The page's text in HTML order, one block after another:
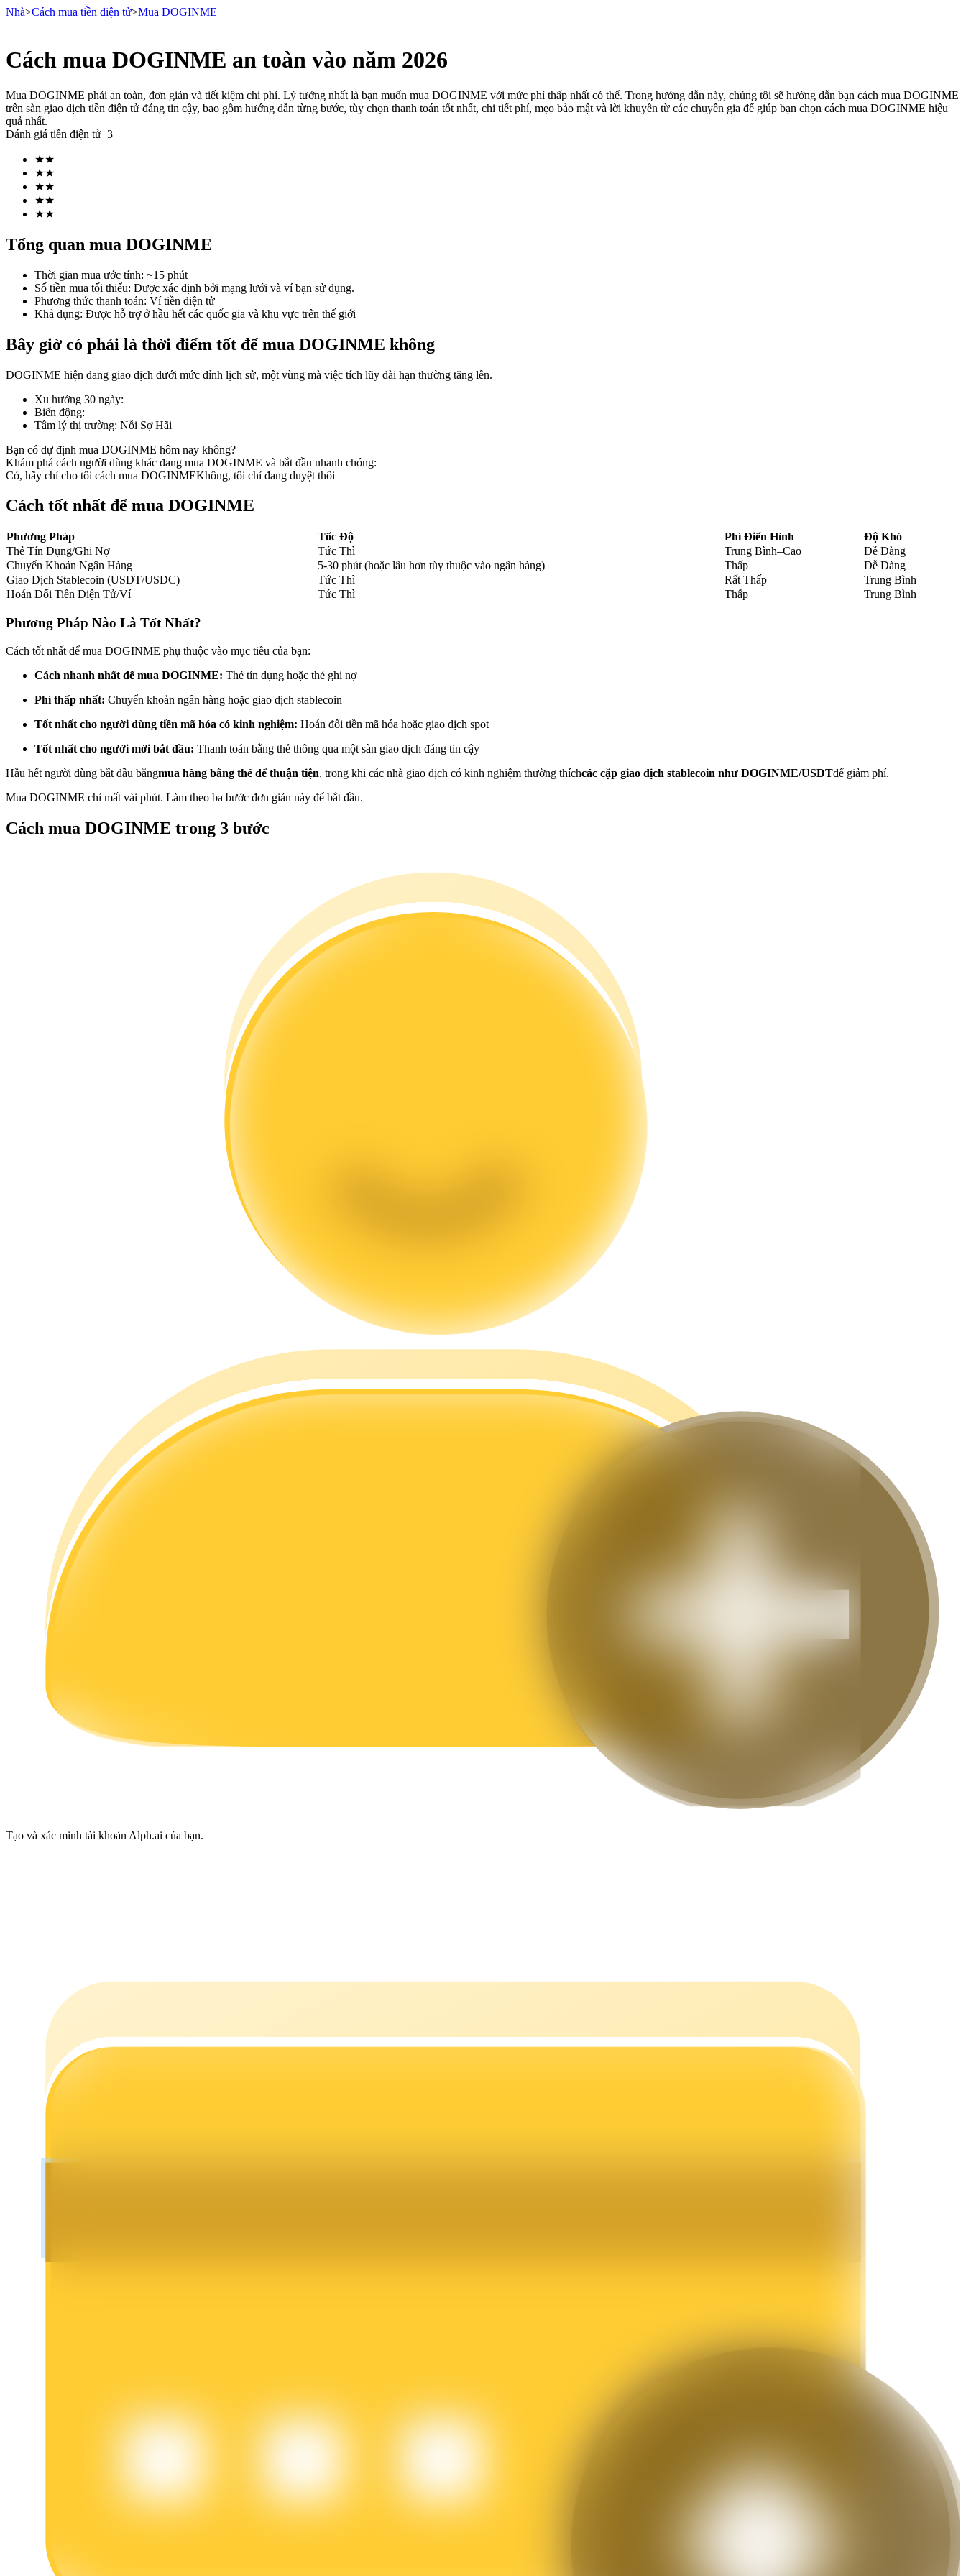
Hợp đồng tương lai
USDT Futures
Futures sử dụng USDT làm tài sản thế chấp
Futures sử dụng token làm tài sản thế chấp
TradFi
Futures sử dụng USDC làm tài sản thế chấp
Tham gia cùng các nhà giao dịch hàng đầu
Tận hưởng chia sẻ lợi nhuận và hoa hồng giao dịch sao chép
Phân tích dữ liệu lớn bao gồm thông tin giao dịch, v.v.
Chiến lược giao dịch
Học cách duy trì lợi nhuận
Lợi nhuận cao và truy cập ngay lập tức
Dịch vụ vay được hỗ trợ bằng tiền điện tử
Nhà>Cách mua tiền điện tử>Mua DOGINME
Cách mua DOGINME an toàn vào năm 2026
Mua DOGINME phải an toàn, đơn giản và tiết kiệm chi phí. Lý tưởng nhất là bạn muốn mua DOGINME với mức phí thấp nhất có thể. Trong hướng dẫn này, chúng tôi sẽ hướng dẫn bạn cách mua DOGINME
trên sàn giao dịch tiền điện tử đáng tin cậy, bao gồm hướng dẫn từng bước, tùy chọn thanh toán tốt nhất, chi tiết phí, mẹo bảo mật và lời khuyên từ các chuyên gia để giúp bạn chọn cách mua DOGINME hiệu
quả nhất.
Đánh giá tiền điện tử 3
★★
★★
★★
★★
★★
Tổng quan mua DOGINME
Thời gian mua ước tính: ~15 phút
Số tiền mua tối thiểu: Được xác định bởi mạng lưới và ví bạn sử dụng.
Phương thức thanh toán: Ví tiền điện tử
Khả dụng: Được hỗ trợ ở hầu hết các quốc gia và khu vực trên thế giới
Bây giờ có phải là thời điểm tốt để mua DOGINME không
DOGINME hiện đang giao dịch dưới mức đỉnh lịch sử, một vùng mà việc tích lũy dài hạn thường tăng lên.
Xu hướng 30 ngày:
Biến động:
Tâm lý thị trường: Nỗi Sợ Hãi
Bạn có dự định mua DOGINME hôm nay không?
Khám phá cách người dùng khác đang mua DOGINME và bắt đầu nhanh chóng:
Có, hãy chỉ cho tôi cách mua DOGINMEKhông, tôi chỉ đang duyệt thôi
Cách tốt nhất để mua DOGINME
Phương Pháp Tốc Độ Phí Điển Hình
Độ Khó
Thẻ Tín Dụng/Ghi Nợ
Tức Thì Trung Bình–Cao
Dễ Dàng
Chuyển Khoản Ngân Hàng
5-30 phút (hoặc lâu hơn tùy thuộc vào ngân hàng) Thấp
Dễ Dàng
Giao Dịch Stablecoin (USDT/USDC)
Tức Thì Rất Thấp
Trung Bình
Hoán Đổi Tiền Điện Tử/Ví
Tức Thì Thấp Trung Bình
Phương Pháp Nào Là Tốt Nhất?
Cách tốt nhất để mua DOGINME phụ thuộc vào mục tiêu của bạn:
Cách nhanh nhất để mua DOGINME: Thẻ tín dụng hoặc thẻ ghi nợ
Phí thấp nhất: Chuyển khoản ngân hàng hoặc giao dịch stablecoin
Tốt nhất cho người dùng tiền mã hóa có kinh nghiệm: Hoán đổi tiền mã hóa hoặc giao dịch spot
Tốt nhất cho người mới bắt đầu: Thanh toán bằng thẻ thông qua một sàn giao dịch đáng tin cậy
Hầu hết người dùng bắt đầu bằngmua hàng bằng thẻ để thuận tiện, trong khi các nhà giao dịch có kinh nghiệm thường thíchcác cặp giao dịch stablecoin như DOGINME/USDTđể giảm phí.
Mua DOGINME chỉ mất vài phút. Làm theo ba bước đơn giản này để bắt đầu.
Cách mua DOGINME trong 3 bước
Tạo và xác minh tài khoản Alph.ai của bạn.